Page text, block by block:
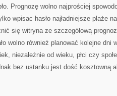
Prognozę wolno najprościej
wpisac hasło najładniejsze plaże
się witryna ze szczegółową
wolno również planować kolejne dni
niezależnie od wieku, płci czy
bez ustanku jest dość kosztowną